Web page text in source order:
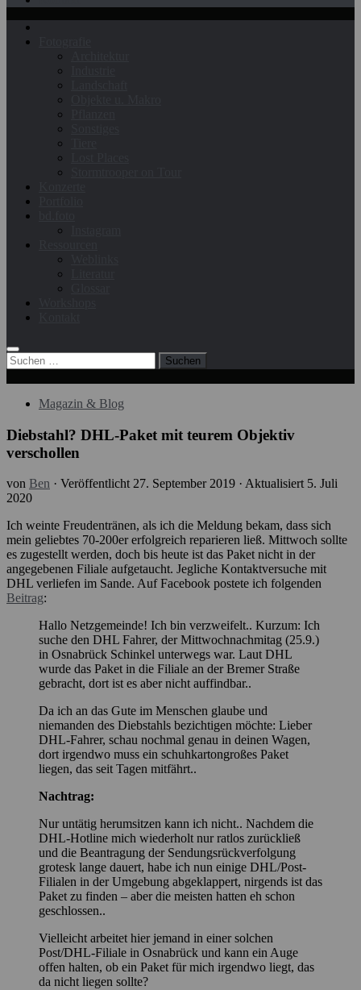
Suchen
nach:
Magazin & Blog
Diebstahl? DHL-Paket mit teurem Objektiv
verschollen
von Ben · Veröffentlicht27. September 2019 · Aktualisiert 5. Juli
2020
Ich weinte Freudentränen, als ich die Meldung bekam, dass sich
mein geliebtes 70-200er erfolgreich reparieren ließ. Mittwoch sollte
es zugestellt werden, doch bis heute ist das Paket nicht in der
angegebenen Filiale aufgetaucht. Jegliche Kontaktversuche mit
DHL verliefen im Sande. Auf Facebook postete ich folgenden
Beitrag:
Hallo Netzgemeinde! Ich bin verzweifelt.. Kurzum: Ich
suche den DHL Fahrer, der Mittwochnachmitag (25.9.)
in Osnabrück Schinkel unterwegs war. Laut DHL
wurde das Paket in die Filiale an der Bremer Straße
gebracht, dort ist es aber nicht auffindbar..
Da ich an das Gute im Menschen glaube und
niemanden des Diebstahls bezichtigen möchte: Lieber
DHL-Fahrer, schau nochmal genau in deinen Wagen,
dort irgendwo muss ein schuhkartongroßes Paket
liegen, das seit Tagen mitfährt..
Nachtrag:
Nur untätig herumsitzen kann ich nicht.. Nachdem die
DHL-Hotline mich wiederholt nur ratlos zurückließ
und die Beantragung der Sendungsrückverfolgung
grotesk lange dauert, habe ich nun einige DHL/Post-
Filialen in der Umgebung abgeklappert, nirgends ist das
Paket zu finden – aber die meisten hatten eh schon
geschlossen..
Vielleicht arbeitet hier jemand in einer solchen
Post/DHL-Filiale in Osnabrück und kann ein Auge
offen halten, ob ein Paket für mich irgendwo liegt, das
da nicht liegen sollte?